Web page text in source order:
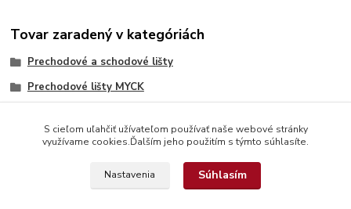
Tovar zaradený v kategóriách
Prechodové a schodové lišty
Prechodové lišty MYCK
S cieľom uľahčiť užívateľom používať naše webové stránky
využívame cookies.Ďalším jeho použitím s týmto súhlasíte.
Nastavenia Súhlasím